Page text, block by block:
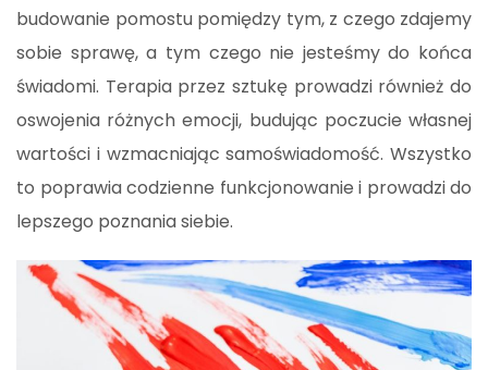
budowanie pomostu pomiędzy tym, z czego zdajemy
sobie sprawę, a tym czego nie jesteśmy do końca
świadomi. Terapia przez sztukę prowadzi również do
oswojenia różnych emocji, budując poczucie własnej
wartości i wzmacniając samoświadomość. Wszystko
to poprawia codzienne funkcjonowanie i prowadzi do
lepszego poznania siebie.